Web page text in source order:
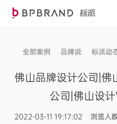
全部案例 品牌说 标派动
佛山品牌设计公司|佛
公司|佛山设
2022-03-11 19:17:02 浏览人